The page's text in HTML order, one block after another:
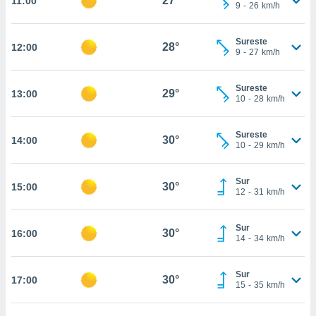
sean
se
ni para
web a
9 - 26 km/h
12:00 28°
Sureste
9 - 27 km/h
13:00 29°
Sureste
10 - 28 km/h
14:00 30°
Sureste
10 - 29 km/h
15:00 30°
Sur
12 - 31 km/h
16:00 30°
Sur
14 - 34 km/h
17:00 30°
Sur
15 - 35 km/h